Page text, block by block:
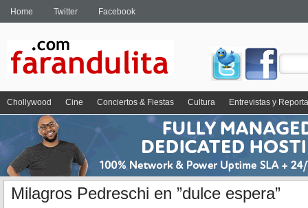
Home Twitter Facebook
Chollywood Cine Conciertos & Fiestas Cultura Entrevistas y
Milagros Pedreschi en ”dulce espera”